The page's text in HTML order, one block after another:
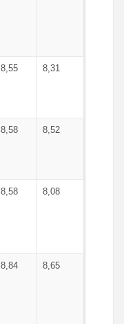
8,55 8,31
8,58 8,52
8,58 8,08
8,84 8,65